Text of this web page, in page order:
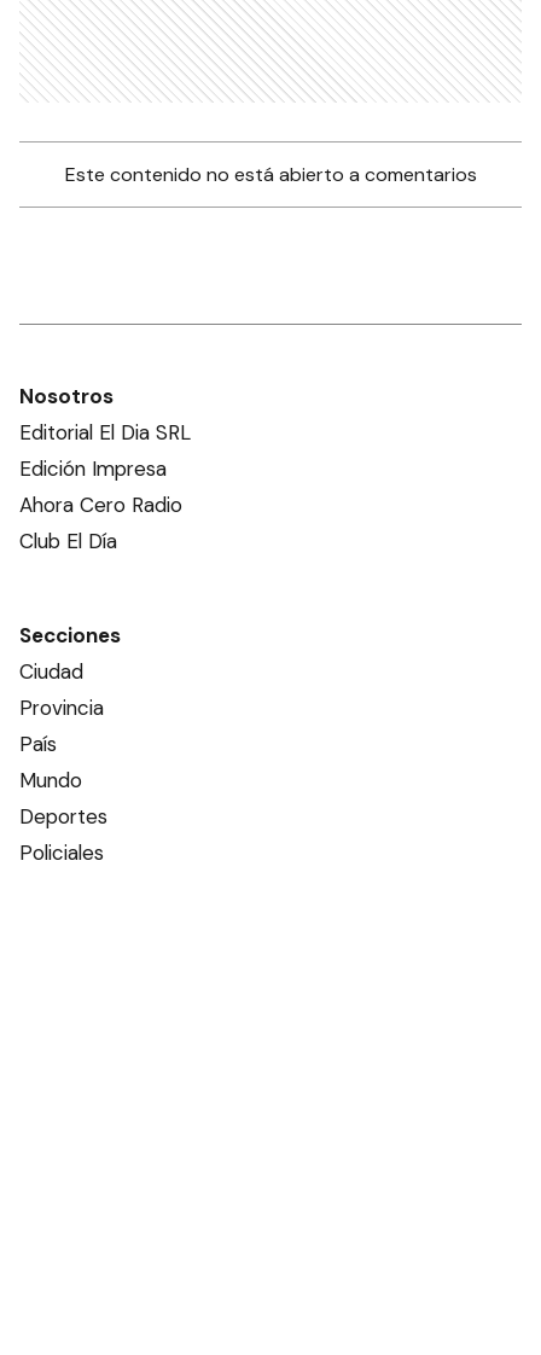
Este contenido no está abierto a comentarios
Nosotros
Editorial El Dia SRL
Edición Impresa
Ahora Cero Radio
Club El Día
Secciones
Ciudad
Provincia
País
Mundo
Deportes
Policiales